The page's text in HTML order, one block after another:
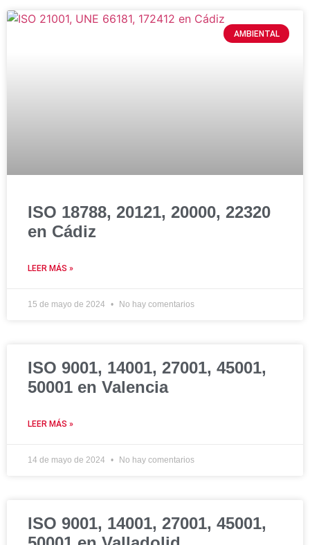
AMBIENTAL
ISO 18788, 20121, 20000, 22320
en Cádiz
LEER MÁS »
15 de mayo de 2024 No hay comentarios
ISO 9001, 14001, 27001, 45001,
50001 en Valencia
LEER MÁS »
14 de mayo de 2024 No hay comentarios
ISO 9001, 14001, 27001, 45001,